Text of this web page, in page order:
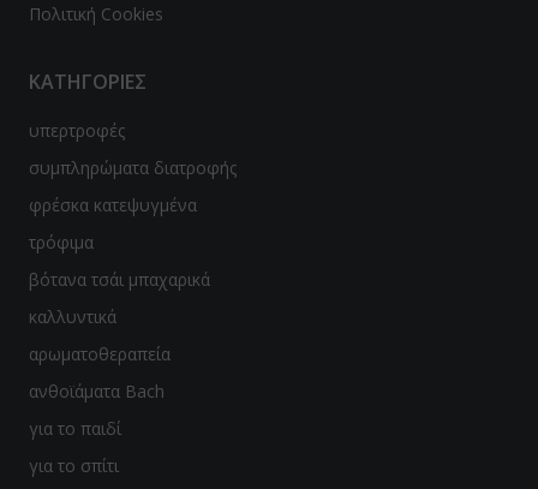
Πολιτική Cookies
ΚΑΤΗΓΟΡΙΕΣ
υπερτροφές
συμπληρώματα διατροφής
φρέσκα κατεψυγμένα
τρόφιμα
βότανα τσάι μπαχαρικά
καλλυντικά
αρωματοθεραπεία
ανθοϊάματα Bach
για το παιδί
για το σπίτι